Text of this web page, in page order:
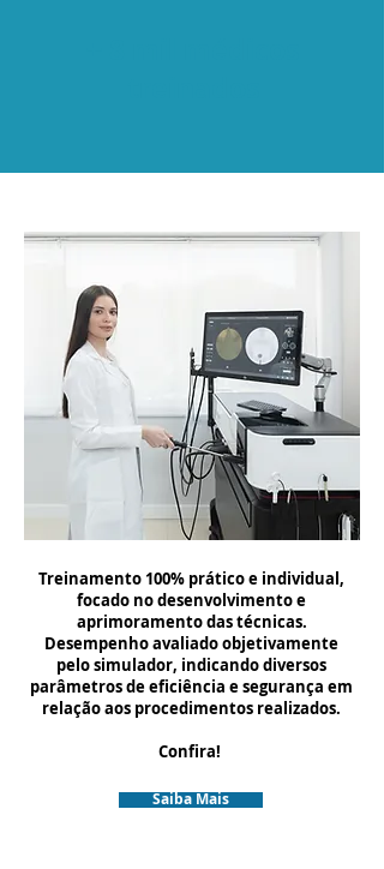
Treinamento 100% prático e individual,
focado no desenvolvimento e
aprimoramento das técnicas.
Desempenho avaliado objetivamente
pelo simulador, indicando diversos
parâmetros de eficiência e segurança em
relação aos procedimentos realizados.
Confira!
Saiba Mais